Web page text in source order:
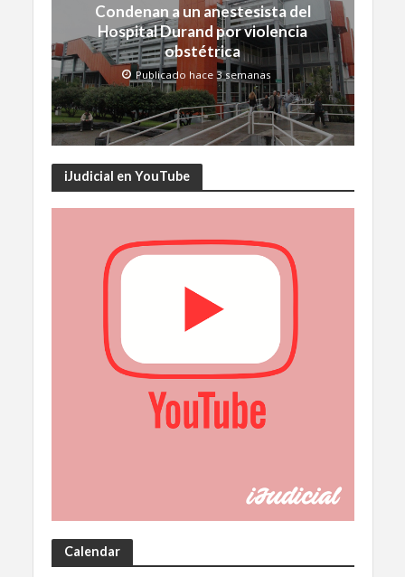
Condenan a un anestesista del
Hospital Durand por violencia
obstétrica
Publicado hace 3 semanas
iJudicial en YouTube
Calendar